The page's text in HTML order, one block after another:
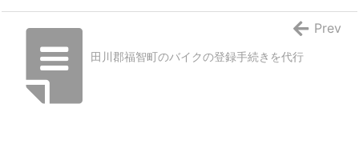
田川郡福智町のバイクの登録手続きを代行
Prev